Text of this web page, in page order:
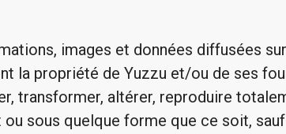
images et données diffusées
la propriété de Yuzzu et/ou de ses
transformer, altérer, reproduire
sous quelque forme que ce soit, sauf